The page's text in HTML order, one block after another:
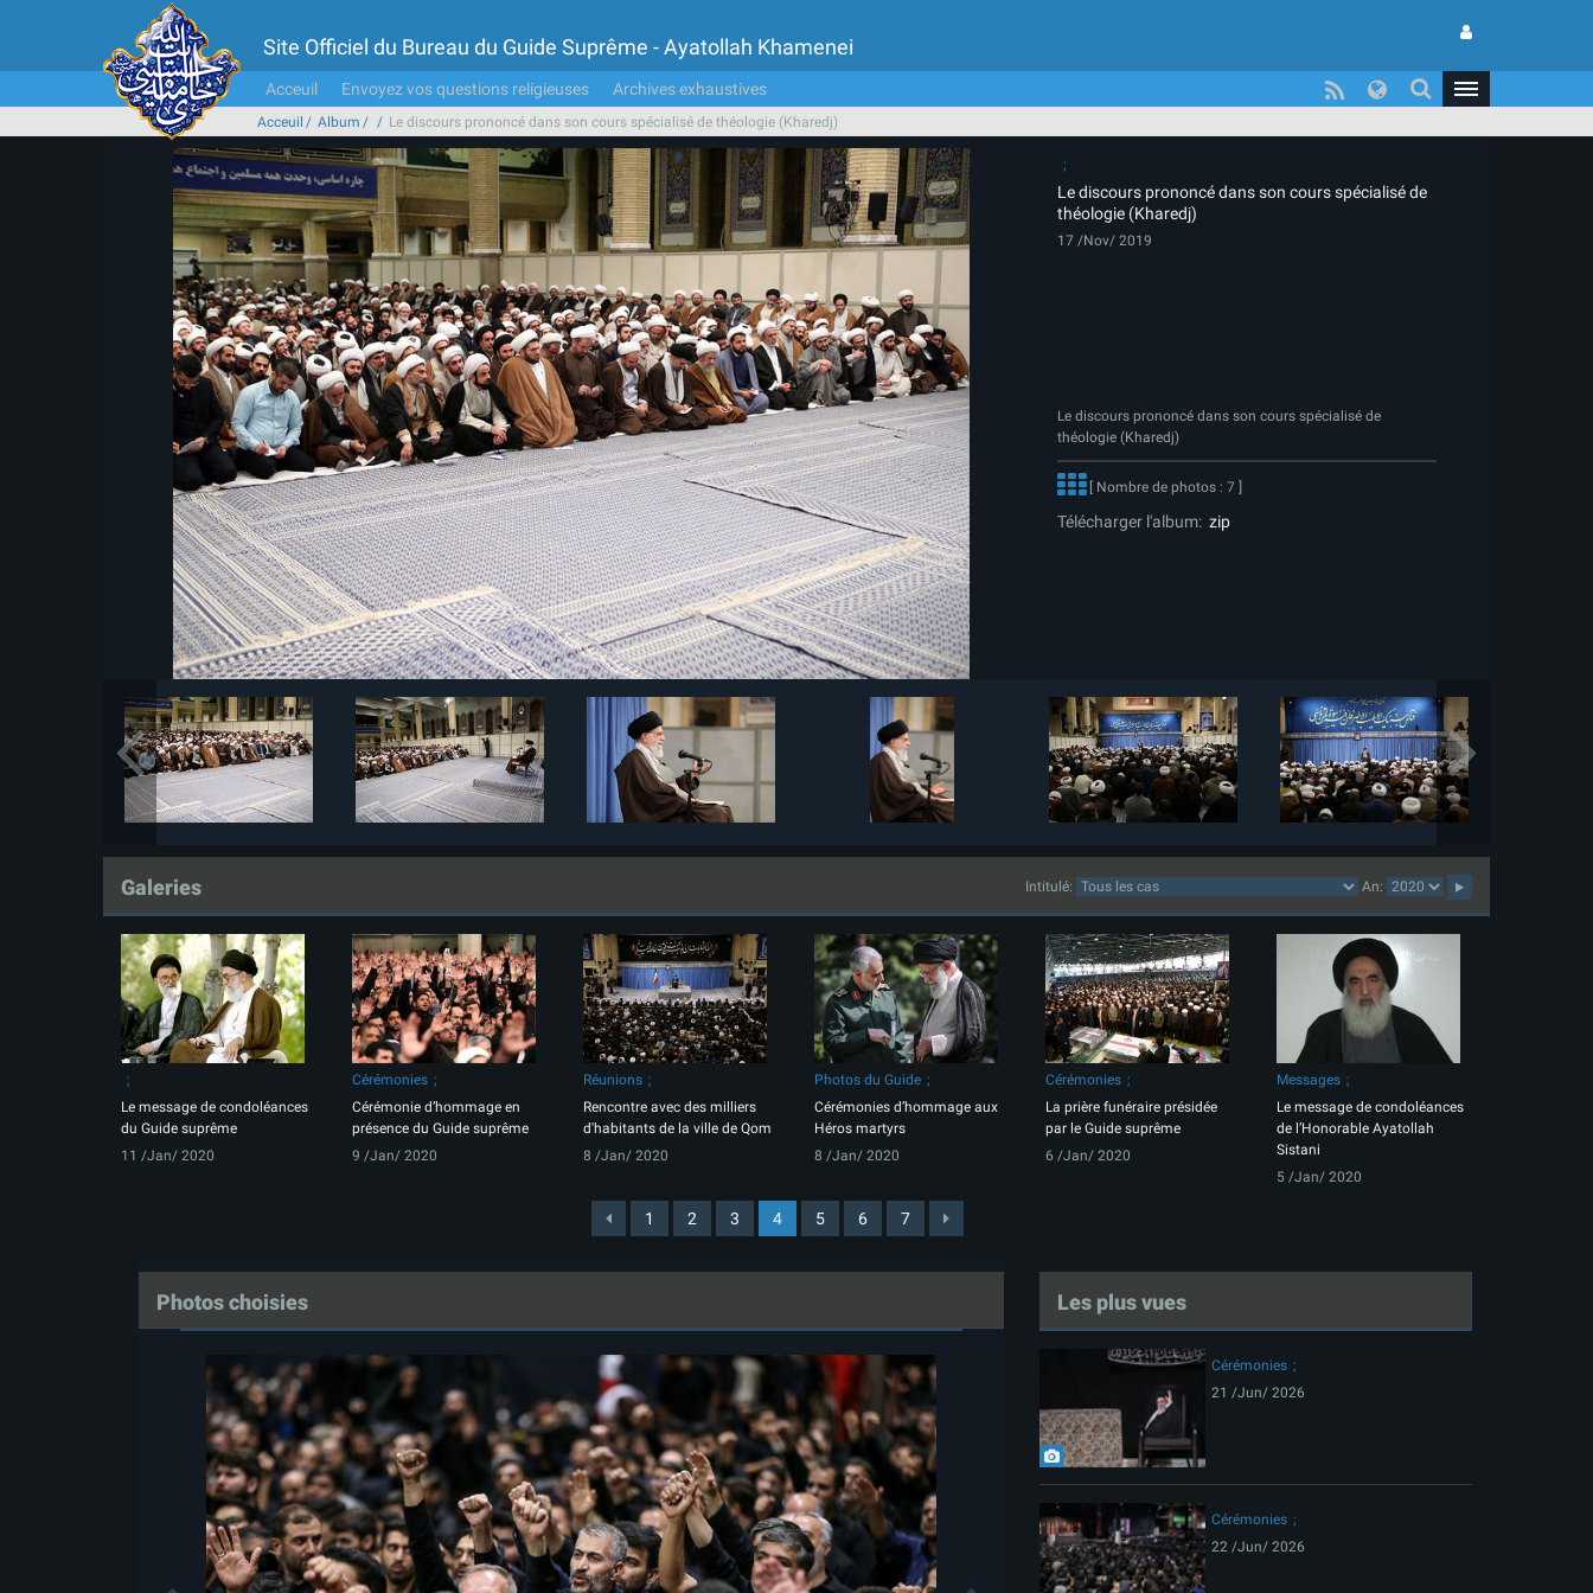
Site Officiel du Bureau du Guide Suprême - Ayatollah Khamenei
Acceuil Envoyez vos questions religieuses Archives exhaustives
Acceuil Album Le discours prononcé dans son cours spécialisé de théologie (Kharedj)
Le discours prononcé dans son cours spécialisé de
théologie (Kharedj)
17 /Nov/ 2019
Le discours prononcé dans son cours spécialisé de
théologie (Kharedj)
[ Nombre de photos : 7 ]
Télécharger l'album: zip
Galeries Intitulé: An:
Le message de condoléances
du Guide suprême
11 /Jan/ 2020
Cérémonies
Cérémonie d’hommage en
présence du Guide suprême
9 /Jan/ 2020
Réunions
Rencontre avec des milliers
d'habitants de la ville de Qom
8 /Jan/ 2020
Photos du Guide
Cérémonies d’hommage aux
Héros martyrs
8 /Jan/ 2020
Cérémonies
La prière funéraire présidée
par le Guide suprême
6 /Jan/ 2020
Messages
Le message de condoléances
de l’Honorable Ayatollah
Sistani
5 /Jan/ 2020
1 2 3 4 5 6 7
Photos choisies Les plus vues
Cérémonies
21 /Jun/ 2026
Cérémonies
22 /Jun/ 2026